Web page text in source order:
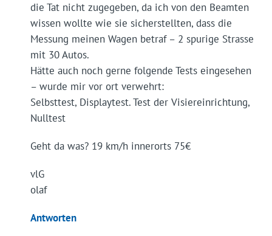
die Tat nicht zugegeben, da ich von den Beamten
wissen wollte wie sie sicherstellten, dass die
Messung meinen Wagen betraf – 2 spurige Strasse
mit 30 Autos.
Hätte auch noch gerne folgende Tests eingesehen
– wurde mir vor ort verwehrt:
Selbsttest, Displaytest. Test der Visiereinrichtung,
Nulltest
Geht da was? 19 km/h innerorts 75€
vlG
olaf
Antworten